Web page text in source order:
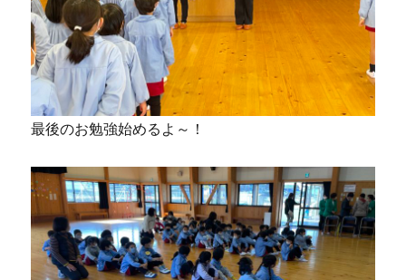
最後のお勉強始めるよ～！